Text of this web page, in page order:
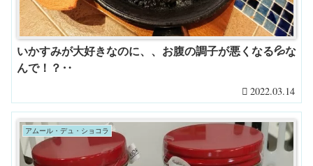
いかすみが大好きなのに、、お腹の調子が悪くなる💦な
んで！？‥
2022.03.14
アムール・デュ・ショコラ